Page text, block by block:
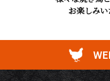
お楽しみい